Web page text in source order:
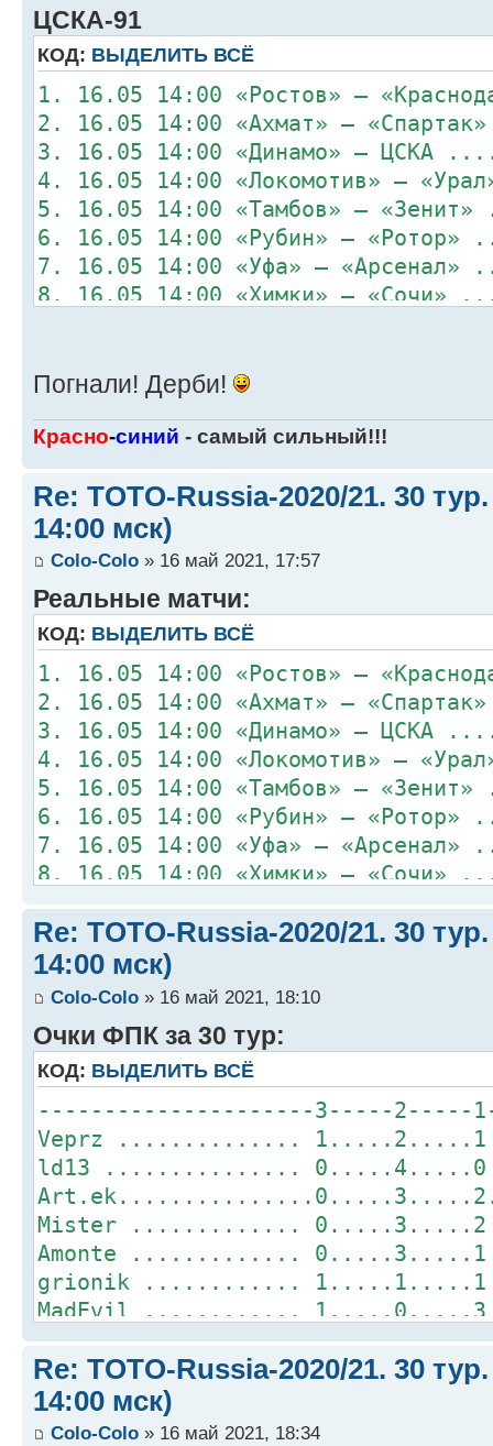
ЦСКА-91
КОД: ВЫДЕЛИТЬ ВСЁ
1. 16.05 14:00 «Ростов» –
2. 16.05 14:00 «Ахмат» –
3. 16.05 14:00 «Динамо» –
4. 16.05 14:00 «Локомотив» –
5. 16.05 14:00 «Тамбов» –
6. 16.05 14:00 «Рубин» –
7. 16.05 14:00 «Уфа» –
8. 16.05 14:00 «Химки» –
Погнали! Дерби!
Красно-синий - самый сильный!!!
Re: TOTO-Russia-2020/21. 30
14:00 мск)
Colo-Colo » 16 май 2021, 17:57
Реальные матчи:
КОД: ВЫДЕЛИТЬ ВСЁ
1. 16.05 14:00 «Ростов» –
2. 16.05 14:00 «Ахмат» –
3. 16.05 14:00 «Динамо» –
4. 16.05 14:00 «Локомотив» –
5. 16.05 14:00 «Тамбов» –
6. 16.05 14:00 «Рубин» –
7. 16.05 14:00 «Уфа» –
8. 16.05 14:00 «Химки» –
Re: TOTO-Russia-2020/21. 30
14:00 мск)
Colo-Colo » 16 май 2021, 18:10
Очки ФПК за 30 тур:
КОД: ВЫДЕЛИТЬ ВСЁ
---------------------3-----2-----
Veprz ..............
ld13 ...............
Mister .............
Amonte .............
grionik ............
MadEvil ............
Orion ..............
Dimetreo ...........
Mihagawa ...........
alikbalik ..........
Re: TOTO-Russia-2020/21. 30
14:00 мск)
Colo-Colo » 16 май 2021, 18:34